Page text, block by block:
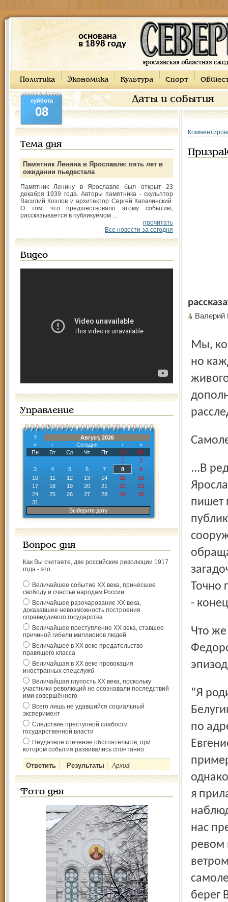
основана
в 1898 году
Политика Экономика Культура Спорт
Даты и события
суббота
08
Тема дня
Памятник Ленина в Ярославле: пять лет в
ожидании пьедестала
Памятник Ленину в Ярославле был открыт 23
декабря 1939 года. Авторы памятника - скульптор
Василий Козлов и архитектор Сергей Капачинский.
О том, что предшествовало этому событию,
рассказывается в публикуемом ...
прочитать
Все новости за сегодня
Видео
Управление
?
Август, 2026
«
‹ Сегодня ›
»
Пн
Вт Ср Чт Пт Сб
Вс
1
2
3
4 5 6 7 8
9
10
11 12 13 14 15
16
17
18 19 20 21 22
23
24
25 26 27 28 29
30
31
Выберите дату
Вопрос дня
Как Вы считаете, две российские революции 1917
года - это
Величайшее событие ХХ века, принёсшее
свободу и счастье народам России
Величайшее разочарование ХХ века,
доказавшее невозможность построения
справедливого государства
Величайшее преступление ХХ века, ставшее
причиной гибели миллионов людей
Величайшее в ХХ веке предательство
правящего класса
Величайшая в ХХ веке провокация
иностранных спецслужб
Величайшая глупость ХХ века, поскольку
участники революций не осознавали последствий
ими совершённого
Всего лишь не удавшийся социальный
эксперимент
Следствие преступной слабости
государственной власти
Неудачное стечение обстоятельств, при
котором события развивались спонтанно
Архив
Фото дня
Мы, конечно, не в первый раз обращаемся к этой теме,
но
...В редакцию "Северного края" пришло письмо от жителя
пишет
Точно
-
Что же такое случилось в начале сороковых, если Борис
"Я родился в 1929 году, - продолжает свой рассказ
по
я
нас
ревом
берег